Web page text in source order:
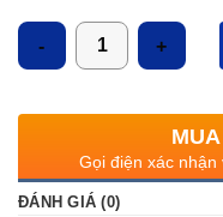
Ánh sáng: 3000k/
Quang thông:
Số lượng
Gọi điện xác
ĐÁNH GIÁ (0)